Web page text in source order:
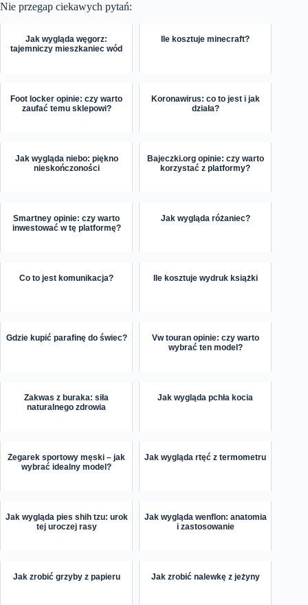
Nie przegap ciekawych pytań:
Jak wygląda węgorz:
tajemniczy mieszkaniec wód
Ile kosztuje minecraft?
Foot locker opinie: czy warto
zaufać temu sklepowi?
Koronawirus: co to jest i jak
działa?
Jak wygląda niebo: piękno
nieskończoności
Bajeczki.org opinie: czy warto
korzystać z platformy?
Smartney opinie: czy warto
inwestować w tę platformę?
Jak wygląda różaniec?
Co to jest komunikacja? Ile kosztuje wydruk książki
Gdzie kupić parafinę do świec?
Vw touran opinie: czy warto
wybrać ten model?
Zakwas z buraka: siła
naturalnego zdrowia
Jak wygląda pchła kocia
Zegarek sportowy męski – jak
wybrać idealny model?
Jak wygląda rtęć z termometru
Jak wygląda pies shih tzu: urok
tej uroczej rasy
Jak wygląda wenflon: anatomia
i zastosowanie
Jak zrobić grzyby z papieru Jak zrobić nalewkę z jeżyny